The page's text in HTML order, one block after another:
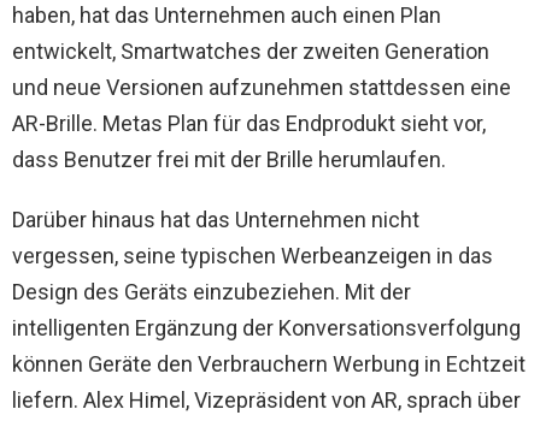
haben, hat das Unternehmen auch einen Plan
entwickelt, Smartwatches der zweiten Generation
und neue Versionen aufzunehmen stattdessen eine
AR-Brille. Metas Plan für das Endprodukt sieht vor,
dass Benutzer frei mit der Brille herumlaufen.
Darüber hinaus hat das Unternehmen nicht
vergessen, seine typischen Werbeanzeigen in das
Design des Geräts einzubeziehen. Mit der
intelligenten Ergänzung der Konversationsverfolgung
können Geräte den Verbrauchern Werbung in Echtzeit
liefern. Alex Himel, Vizepräsident von AR, sprach über